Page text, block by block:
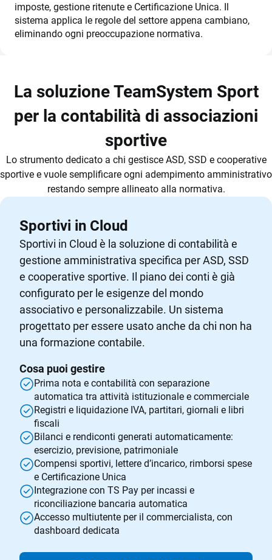
imposte, gestione ritenute e Certificazione Unica. Il
sistema applica le regole del settore appena cambiano,
eliminando ogni preoccupazione normativa.
La soluzione TeamSystem Sport
per la contabilità di associazioni
sportive
Lo strumento dedicato a chi gestisce ASD, SSD e cooperative
sportive e vuole semplificare ogni adempimento amministrativo
restando sempre allineato alla normativa.
Sportivi in Cloud
Sportivi in Cloud è la soluzione di contabilità e
gestione amministrativa specifica per ASD, SSD
e cooperative sportive. Il piano dei conti è già
configurato per le esigenze del mondo
associativo e personalizzabile. Un sistema
progettato per essere usato anche da chi non ha
una formazione contabile.
Cosa puoi gestire
Prima nota e contabilità con separazione
automatica tra attività istituzionale e commerciale
Registri e liquidazione IVA, partitari, giornali e libri
fiscali
Bilanci e rendiconti generati automaticamente:
esercizio, previsione, patrimoniale
Compensi sportivi, lettere d’incarico, rimborsi spese
e Certificazione Unica
Integrazione con TS Pay per incassi e
riconciliazione bancaria automatica
Accesso multiutente per il commercialista, con
dashboard dedicata